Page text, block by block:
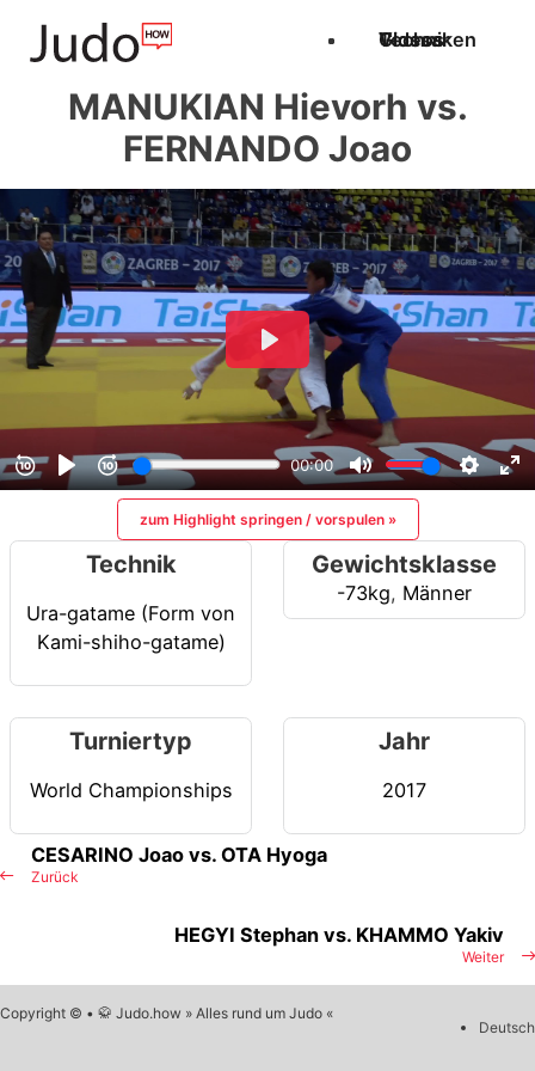
Techniken
Videos
Glossar
MANUKIAN Hievorh vs.
FERNANDO Joao
zum Highlight springen / vorspulen »
Technik
Ura-gatame (Form von
Kami-shiho-gatame)
Gewichtsklasse
-73kg, Männer
Turniertyp
World Championships
Jahr
2017
Zurück
CESARINO Joao vs. OTA Hyoga
Weiter
HEGYI Stephan vs. KHAMMO Yakiv
Copyright © • 🥋 Judo.how » Alles rund um Judo «
Deutsch